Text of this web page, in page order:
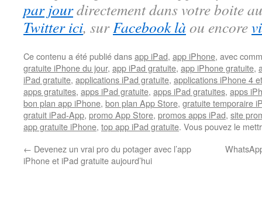
par jourdirectement dans votre boite
Twitter ici, surFacebook là ou encore
Ce contenu a été publié dansapp iPad, app iPhone, avec
gratuite iPhone du jour, app iPad gratuite, app iPhone gratuite,
iPad gratuite, applications iPad gratuite, applications iPhone 4
apps gratuites, apps iPad gratuite, apps iPad gratuites, apps
bon plan app iPhone, bon plan App Store, gratuite temporaire
gratuit iPad-App, promo App Store, promos apps iPad, site
app gratuite iPhone, top app iPad gratuite. Vous pouvez le
← Devenez un vrai pro du potager avec l’app
iPhone et iPad gratuite aujourd’hui